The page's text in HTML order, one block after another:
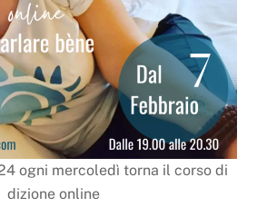
ogni mercoledì torna il corso di
dizione online